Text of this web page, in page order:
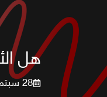
هل
28 سبتمبر 2024